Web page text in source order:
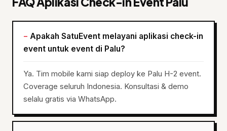
Apakah SatuEvent melayani aplikasi check-in
event untuk event di Palu?
Ya. Tim mobile kami siap deploy ke Palu H-2 event.
Coverage seluruh Indonesia. Konsultasi & demo
selalu gratis via WhatsApp.